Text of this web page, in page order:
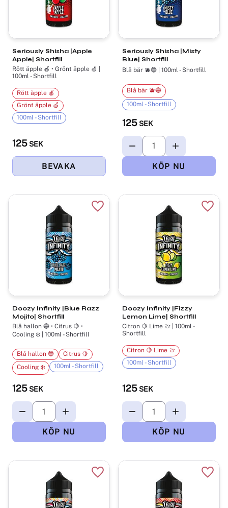
Seriously Shisha |Apple
Apple| Shortfill
Rött äpple 🍎 • Grönt äpple 🍏 |
100ml - Shortfill
125 SEK
Rött äpple 🍎
Grönt äpple 🍏
100ml - Shortfill
Seriously Shisha |Misty
Blue| Shortfill
Blå bär 🫐🔵 | 100ml - Shortfill
125 SEK
Blå bär 🫐🔵
100ml - Shortfill
Doozy Infinity |Blue Razz
Mojito| Shortfill
Blå hallon 🔵 • Citrus 🍋 •
Cooling ❄️ | 100ml - Shortfill
125 SEK
Blå hallon 🔵
Citrus 🍋
Cooling ❄️
100ml - Shortfill
Lägg till i favoriter
Doozy Infinity |Fizzy
Lemon Lime| Shortfill
Citron 🍋 Lime 🍈 | 100ml -
Shortfill
125 SEK
Citron 🍋 Lime 🍈
100ml - Shortfill
Lägg till i favoriter